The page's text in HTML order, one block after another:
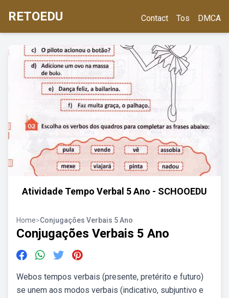
RETOEDU Contact Tos DMCA
Atividade Tempo Verbal 5 Ano - SCHOOEDU
Home>Conjugações Verbais 5 Ano
Conjugações Verbais 5 Ano
Webos tempos verbais (presente, pretérito e futuro)
se unem aos modos verbais (indicativo, subjuntivo e